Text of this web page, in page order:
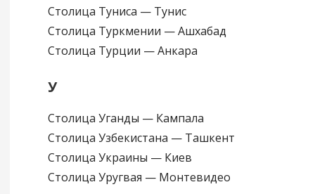
Столица Туниса — Тунис
Столица Туркмении — Ашхабад
Столица Турции — Анкара
У
Столица Уганды — Кампала
Столица Узбекистана — Ташкент
Столица Украины — Киев
Столица Уругвая — Монтевидео